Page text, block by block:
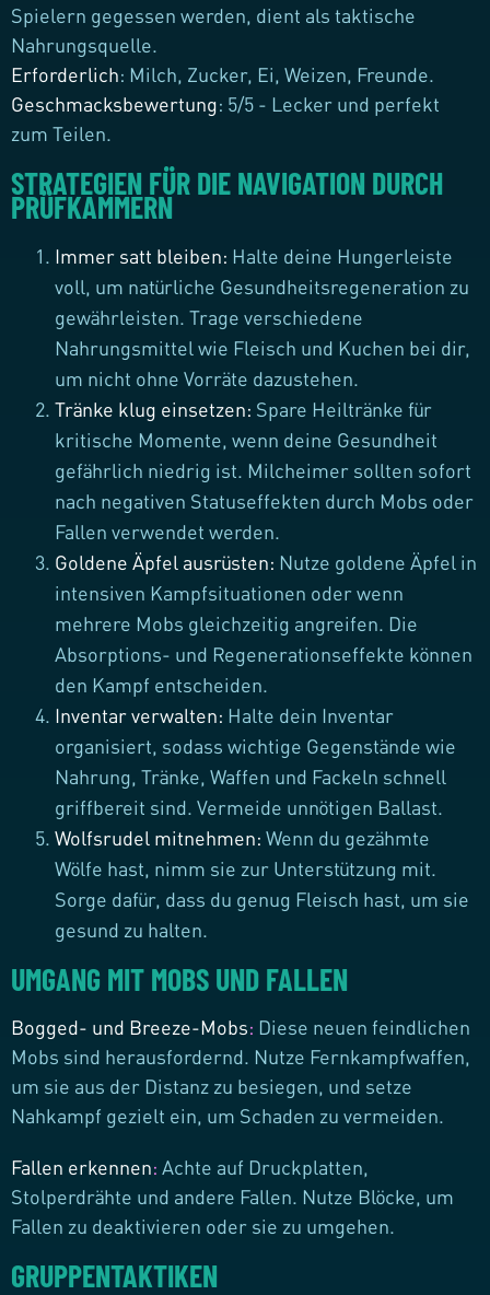
Spielern gegessen werden, dient als taktische
Nahrungsquelle.
Erforderlich: Milch, Zucker, Ei, Weizen, Freunde.
Geschmacksbewertung: 5/5 - Lecker und perfekt
zum Teilen.
STRATEGIEN FÜR DIE NAVIGATION DURCH
PRÜFKAMMERN
Immer satt bleiben: Halte deine Hungerleiste
voll, um natürliche Gesundheitsregeneration zu
gewährleisten. Trage verschiedene
Nahrungsmittel wie Fleisch und Kuchen bei dir,
um nicht ohne Vorräte dazustehen.
Tränke klug einsetzen: Spare Heiltränke für
kritische Momente, wenn deine Gesundheit
gefährlich niedrig ist. Milcheimer sollten sofort
nach negativen Statuseffekten durch Mobs oder
Fallen verwendet werden.
Goldene Äpfel ausrüsten: Nutze goldene Äpfel in
intensiven Kampfsituationen oder wenn
mehrere Mobs gleichzeitig angreifen. Die
Absorptions- und Regenerationseffekte können
den Kampf entscheiden.
Inventar verwalten: Halte dein Inventar
organisiert, sodass wichtige Gegenstände wie
Nahrung, Tränke, Waffen und Fackeln schnell
griffbereit sind. Vermeide unnötigen Ballast.
Wolfsrudel mitnehmen: Wenn du gezähmte
Wölfe hast, nimm sie zur Unterstützung mit.
Sorge dafür, dass du genug Fleisch hast, um sie
gesund zu halten.
UMGANG MIT MOBS UND FALLEN
Bogged- und Breeze-Mobs: Diese neuen feindlichen
Mobs sind herausfordernd. Nutze Fernkampfwaffen,
um sie aus der Distanz zu besiegen, und setze
Nahkampf gezielt ein, um Schaden zu vermeiden.
Fallen erkennen: Achte auf Druckplatten,
Stolperdrähte und andere Fallen. Nutze Blöcke, um
Fallen zu deaktivieren oder sie zu umgehen.
GRUPPENTAKTIKEN